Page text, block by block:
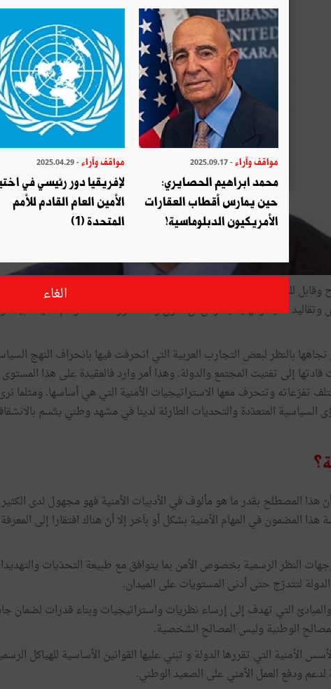
للجدل اختلفت الآراء فى تحديد مفهوم هذا الاصطلاح ولازالت تتضارب
أمنية ومهنية يُفترض أن تكون راسخة وواضحة لترسم ذاتيا طبيعة
بالنظر لبعض التجارب العربية التي انحرفت فيها بانحراف النهج
قادتها إلى تفتيت المجتمع والدولة. وهذا أمر وارد فالعقيدة على هذا
تفرّعاته وتنحرف معها الاستراتيجيات الأمنية التي هي أساسها. ومثلما
المتعدّدة والتحديات الطارئة لدينا في مشهد وطني يتّسم
هذا المصطلح بقدر ما هو مألوف في الأدبيات الأمنية فهو مجهول لدى
المضمون في المهام الأمنية بشكل أو بآخر إلا أنّ هناك افتقارا إلى
النظر الرسمية بخصوص الأمن بما يتوافق مع طبيعة التحدّيات
لتتدرّج حتى أدنى المستويات على الميدان.
التي تهدف إلى إرساء نظريات واستراتيجيات وبناء قدرات لضمان
الوطنية وليس المصالح الشخصية.
الأمنية التي تقررها الدولة و تبني عليها القوانين الأساسية للهياكل
لدعم ودفع العمل الأمني على الصعيد الوطني.
مواقف وآراء - 2025.09.17
محمد ابراهيم الحصايري:
حين يمارس أقطاب العقارات
الأمريكيون الدبلوماسية!
مواقف وآراء - 2025.04.29
لإفريقيا دور رئيسي في
الأمين العام القادم للأمم
المتحدة (1)
الغاء